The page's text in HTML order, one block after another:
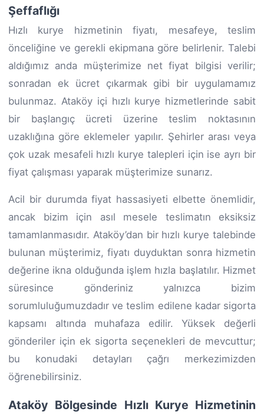
Şeffaflığı
Hızlı kurye hizmetinin fiyatı, mesafeye, teslim
önceliğine ve gerekli ekipmana göre belirlenir. Talebi
aldığımız anda müşterimize net fiyat bilgisi verilir;
sonradan ek ücret çıkarmak gibi bir uygulamamız
bulunmaz. Ataköy içi hızlı kurye hizmetlerinde sabit
bir başlangıç ücreti üzerine teslim noktasının
uzaklığına göre eklemeler yapılır. Şehirler arası veya
çok uzak mesafeli hızlı kurye talepleri için ise ayrı bir
fiyat çalışması yaparak müşterimize sunarız.
Acil bir durumda fiyat hassasiyeti elbette önemlidir,
ancak bizim için asıl mesele teslimatın eksiksiz
tamamlanmasıdır. Ataköy’dan bir hızlı kurye talebinde
bulunan müşterimiz, fiyatı duyduktan sonra hizmetin
değerine ikna olduğunda işlem hızla başlatılır. Hizmet
süresince gönderiniz yalnızca bizim
sorumluluğumuzdadır ve teslim edilene kadar sigorta
kapsamı altında muhafaza edilir. Yüksek değerli
gönderiler için ek sigorta seçenekleri de mevcuttur;
bu konudaki detayları çağrı merkezimizden
öğrenebilirsiniz.
Ataköy Bölgesinde Hızlı Kurye Hizmetinin